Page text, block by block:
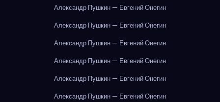
Александр Пушкин — Евгений Онегин
Александр Пушкин — Евгений Онегин
Александр Пушкин — Евгений Онегин
Александр Пушкин — Евгений Онегин
Александр Пушкин — Евгений Онегин
Александр Пушкин — Евгений Онегин